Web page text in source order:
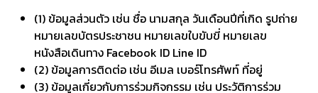
(1) ข้อมูลส่วนตัว เช่น ชื่อ นามสกุล วันเดือนปีที่เกิด รูปถ่าย
หมายเลขบัตรประชาชน หมายเลขใบขับขี่ หมายเลข
หนังสือเดินทาง Facebook ID Line ID
(2) ข้อมูลการติดต่อ เช่น อีเมล เบอร์โทรศัพท์ ที่อยู่
(3) ข้อมูลเกี่ยวกับการร่วมกิจกรรม เช่น ประวัติการร่วม